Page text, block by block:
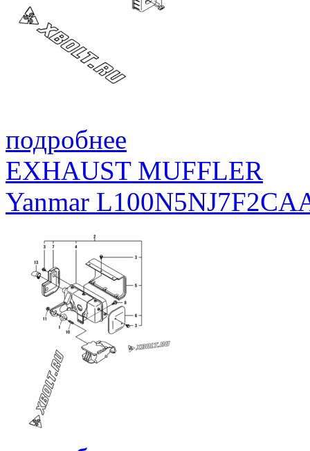
подробнее
EXHAUST MUFFLER
Yanmar